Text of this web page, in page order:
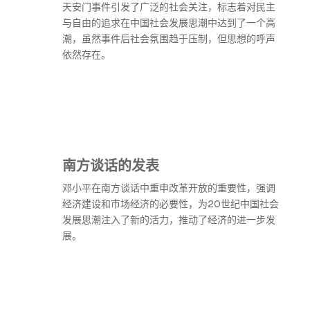
天安门事件引发了广泛的社会关注，标志着对民主
与自由的追求在中国社会发展思潮中达到了一个高
潮，虽然事件后社会氛围趋于压制，但思想的呼声
依然存在。
南方谈话的发表
邓小平在南方谈话中重申改革开放的重要性，强调
经济建设和市场经济的必要性，为20世纪中国社会
发展思潮注入了新的活力，推动了经济的进一步发
展。